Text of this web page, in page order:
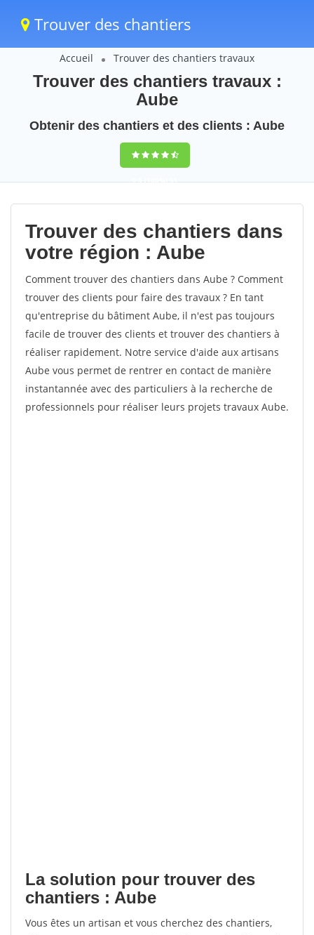
Trouver des chantiers
Accueil Trouver des chantiers travaux
Trouver des chantiers travaux :
Aube
Obtenir des chantiers et des clients : Aube
9,5(100%)51
votes
Trouver des chantiers dans
votre région : Aube
Comment trouver des chantiers dans Aube ? Comment
trouver des clients pour faire des travaux ? En tant
qu'entreprise du bâtiment Aube, il n'est pas toujours
facile de trouver des clients et trouver des chantiers à
réaliser rapidement. Notre service d'aide aux artisans
Aube vous permet de rentrer en contact de manière
instantannée avec des particuliers à la recherche de
professionnels pour réaliser leurs projets travaux Aube.
La solution pour trouver des
chantiers : Aube
Vous êtes un artisan et vous cherchez des chantiers,